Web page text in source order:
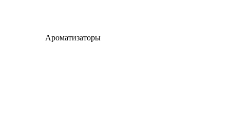
Ароматизаторы